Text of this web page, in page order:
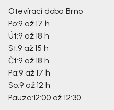
Otevírací doba Brno
Po:9 až 17 h
Út:9 až 18 h
St:9 až 15 h
Čt:9 až 18 h
Pá:9 až 17 h
So:9 až 12 h
Pauza:12:00 až 12:30